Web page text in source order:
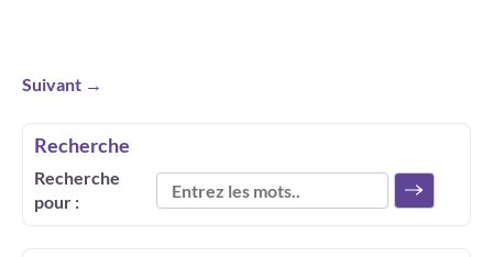
Suivant →
Recherche
Recherche
pour :